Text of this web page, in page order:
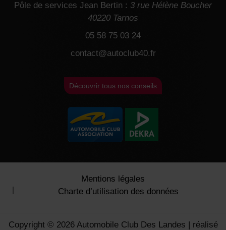
Pôle de services Jean Bertin : 3 rue Hélène Boucher
40220 Tarnos
05 58 75 03 24
contact@autoclub40.fr
Découvrir tous nos conseils
Mentions légales
Charte d’utilisation des données
Copyright © 2026 Automobile Club Des Landes | réalisé